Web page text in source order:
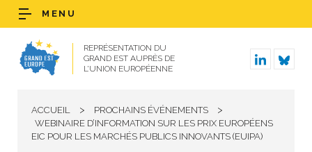
REPRÉSENTATION DU
GRAND EST AUPRÈS DE
L’UNION EUROPÉENNE
MENU
ACCUEIL > PROCHAINS ÉVÉNEMENTS >
WEBINAIRE D’INFORMATION SUR LES PRIX EUROPÉENS
EIC POUR LES MARCHÉS PUBLICS INNOVANTS (EUIPA)